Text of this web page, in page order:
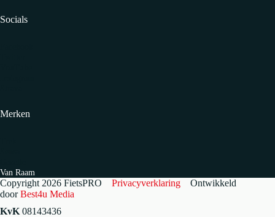
Socials
Merken
Van Raam
Copyright 2026 FietsPRO Privacyverklaring Ontwikkeld
doorBest4u Media
KvK 08143436